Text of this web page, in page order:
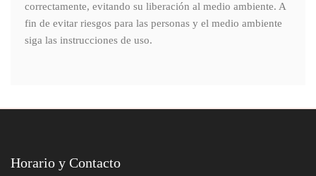
correctamente, evitando su liberación al medio ambiente. A
fin de evitar riesgos para las personas y el medio ambiente
siga las instrucciones de uso.
Horario y Contacto